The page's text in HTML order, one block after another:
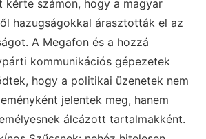
kérte számon, hogy a magyar
hazugságokkal árasztották el az
A Megafon és a hozzá
kommunikációs gépezetek
hogy a politikai üzenetek nem
jelentek meg, hanem
álcázott tartalmakként.